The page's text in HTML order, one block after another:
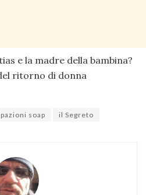
e la madre della bambina?
ritorno di donna
soap il Segreto